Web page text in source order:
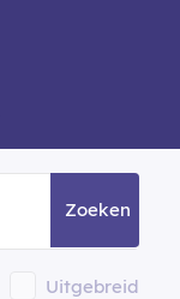
Zoeken
Uitgebreid